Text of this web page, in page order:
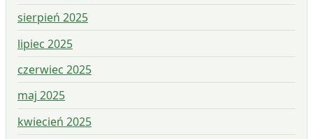
sierpień 2025
lipiec 2025
czerwiec 2025
maj 2025
kwiecień 2025